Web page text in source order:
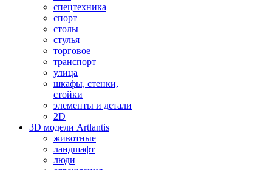
спецтехника
спорт
столы
стулья
торговое
транспорт
улица
шкафы, стенки,
стойки
элементы и детали
2D
3D модели Artlantis
животные
ландшафт
люди